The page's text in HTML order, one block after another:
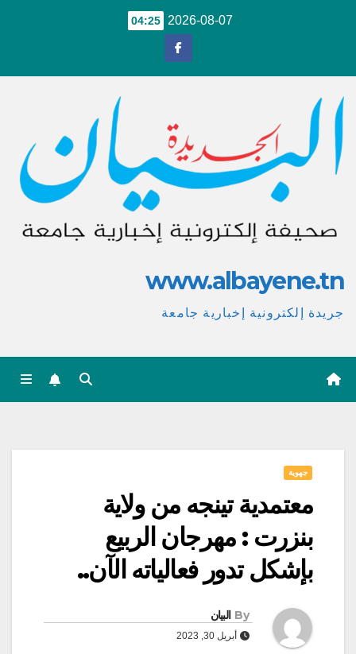
2026-08-07
04:25
www.albayene.tn
جريدة إلكترونية إخبارية جامعة
جهوية
معتمدية تينجه من ولاية
بنزرت : مهرجان الربيع
بإشكل تدور فعالياته الآن..
By البيان
أبريل 30, 2023